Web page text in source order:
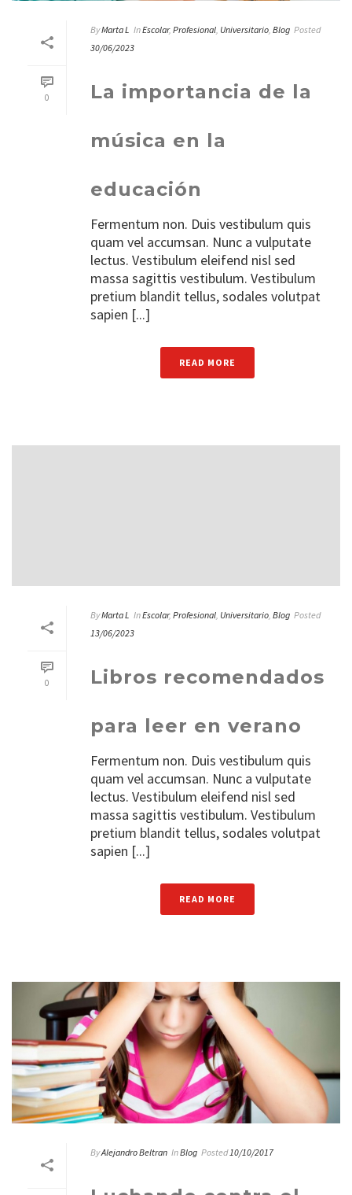
0
ByMarta L InEscolar, Profesional Universitario Blog Posted
30/06/2023
La importancia de la
música en la
educación
Fermentum non. Duis vestibulum quis
quam vel accumsan. Nunc a vulputate
lectus. Vestibulum eleifend nisl sed
massa sagittis vestibulum. Vestibulum
pretium blandit tellus, sodales volutpat
sapien [...]
READ MORE
0
ByMarta L InEscolar, Profesional, Universitario, Blog Posted
13/06/2023
Libros recomendados
para leer en verano
Fermentum non. Duis vestibulum quis
quam vel accumsan. Nunc a vulputate
lectus. Vestibulum eleifend nisl sed
massa sagittis vestibulum. Vestibulum
pretium blandit tellus, sodales volutpat
sapien [...]
READ MORE
ByAlejandro Beltran InBlog Posted 10/10/2017